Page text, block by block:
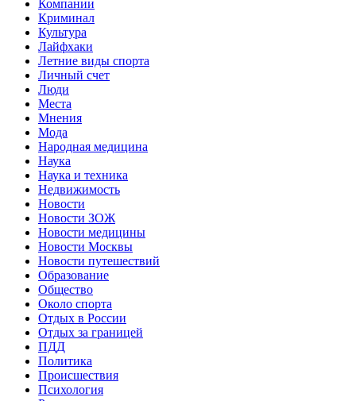
Компании
Криминал
Культура
Лайфхаки
Летние виды спорта
Личный счет
Люди
Места
Мнения
Мода
Народная медицина
Наука
Наука и техника
Недвижимость
Новости
Новости ЗОЖ
Новости медицины
Новости Москвы
Новости путешествий
Образование
Общество
Около спорта
Отдых в России
Отдых за границей
ПДД
Политика
Происшествия
Психология